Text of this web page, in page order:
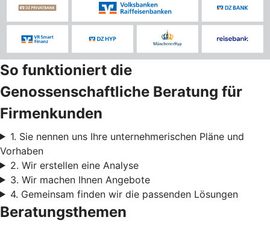
So funktioniert die
Genossenschaftliche Beratung für
Firmenkunden
1. Sie nennen uns Ihre unternehmerischen Pläne und
Vorhaben
2. Wir erstellen eine Analyse
3. Wir machen Ihnen Angebote
4. Gemeinsam finden wir die passenden Lösungen
Beratungsthemen